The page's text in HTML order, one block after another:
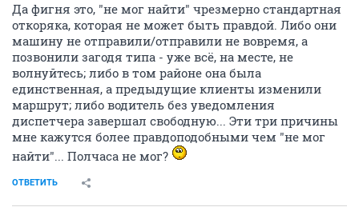
Да фигня это, "не мог найти" чрезмерно стандартная
откоряка, которая не может быть правдой. Либо они
машину не отправили/отправили не вовремя, а
позвонили загодя типа - уже всё, на месте, не
волнуйтесь; либо в том районе она была
единственная, а предыдущие клиенты изменили
маршрут; либо водитель без уведомления
диспетчера завершал свободную... Эти три причины
мне кажутся более правдоподобными чем "не мог
найти"... Полчаса не мог?
ОТВЕТИТЬ